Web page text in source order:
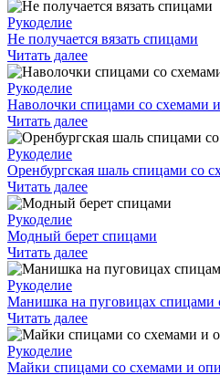
Рукоделие
Не получается вязать спицами
Читать далее
Рукоделие
Наволочки спицами со схемами
Читать далее
Рукоделие
Оренбургская шаль спицами со
Читать далее
Рукоделие
Модный берет спицами
Читать далее
Рукоделие
Манишка на пуговицах спицами
Читать далее
Рукоделие
Майки спицами со схемами и